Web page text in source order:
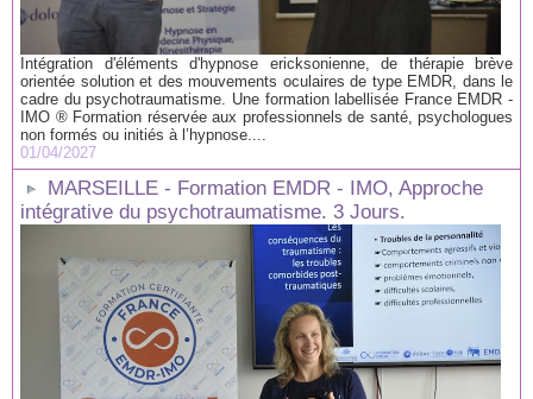
Intégration d'éléments d'hypnose ericksonienne, de thérapie brève
orientée solution et des mouvements oculaires de type EMDR, dans le
cadre du psychotraumatisme. Une formation labellisée France EMDR -
IMO ® Formation réservée aux professionnels de santé, psychologues
non formés ou initiés à l’hypnose....
01/04/2027
MARSEILLE - Formation EMDR - IMO, Approche
intégrative du psychotraumatisme. 3 Jours.